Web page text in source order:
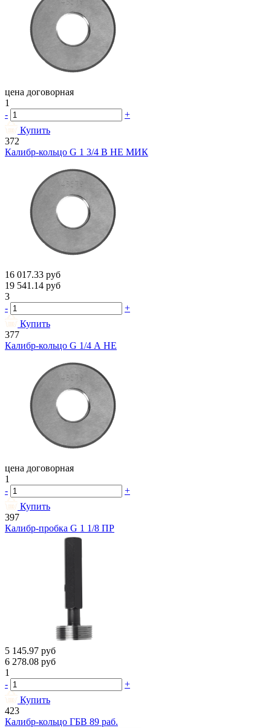
цена договорная
1
-
+
Купить
372
Калибр-кольцо G 1 3/4 В НЕ МИК
16 017.33 руб
19 541.14 руб
3
-
+
Купить
377
Калибр-кольцо G 1/4 А НЕ
цена договорная
1
-
+
Купить
397
Калибр-пробка G 1 1/8 ПР
5 145.97 руб
6 278.08 руб
1
-
+
Купить
423
Калибр-кольцо ГБВ 89 раб.